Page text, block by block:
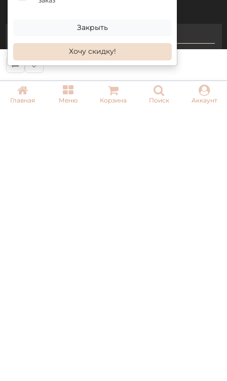
Главная Меню Корзина Поиск Аккаунт
+ 38 (050) 075 35 05
+ 38 (097) 075 35 05
+ 38 (093) 075 35 05
Закрыть
Хочу скидку!